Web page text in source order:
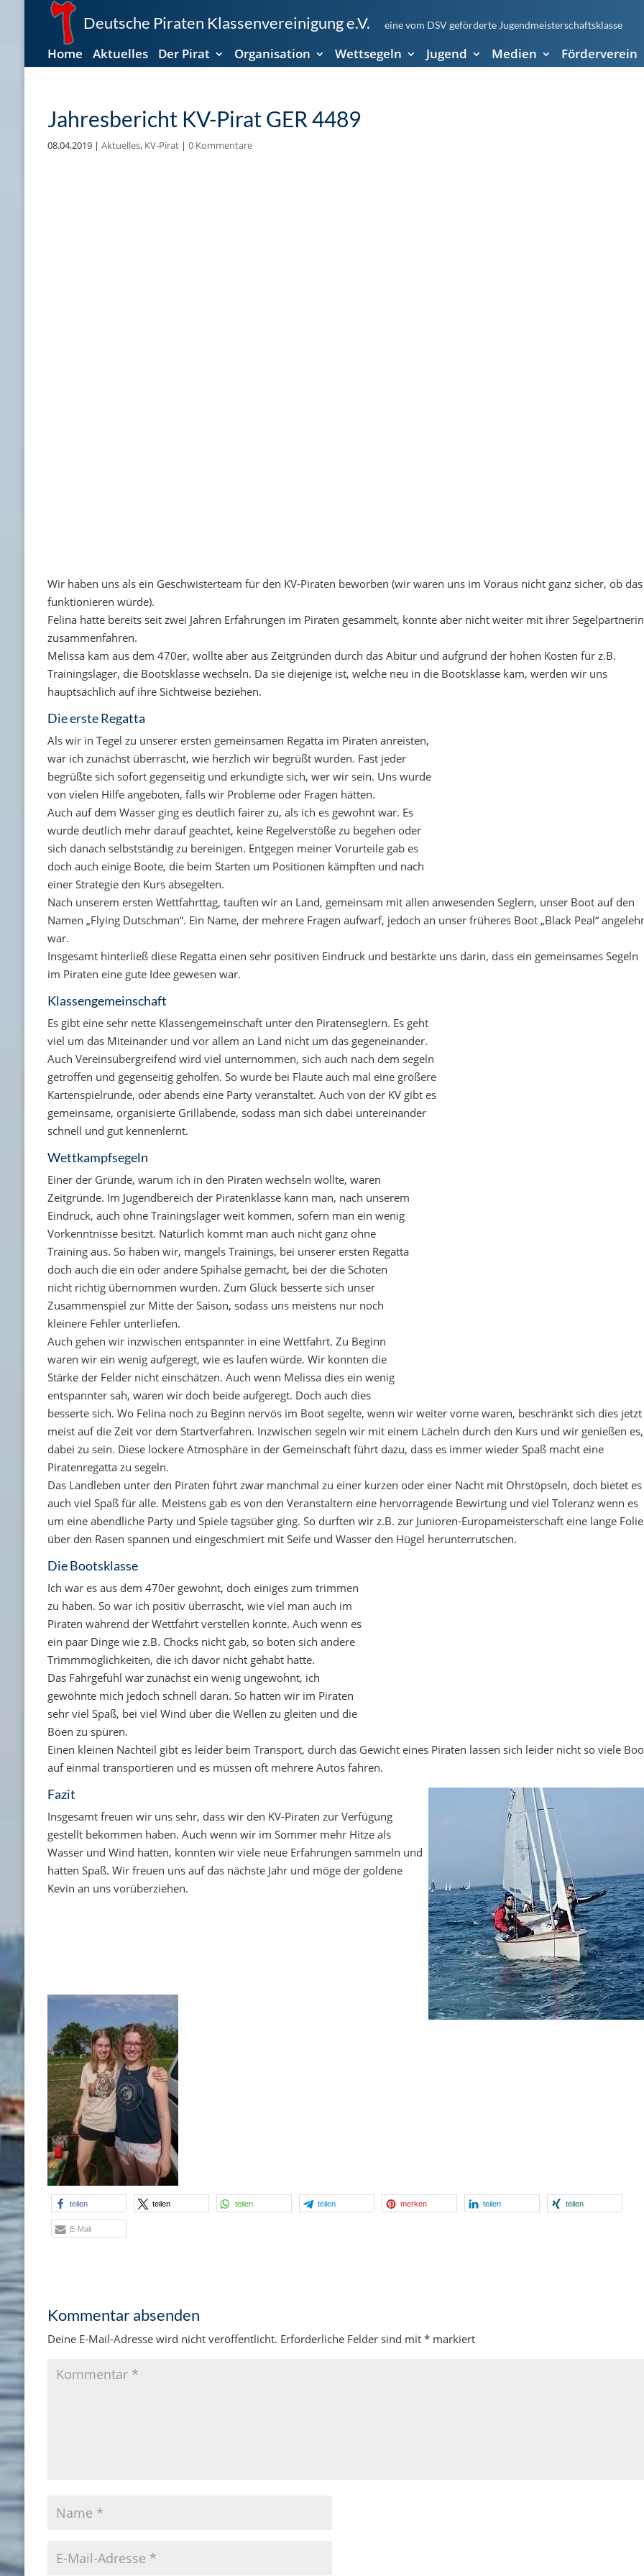
Deutsche Piraten Klassenvereinigung e.V. eine vom DSV geförderte Jugendmeisterschaftsklasse
Home Aktuelles Der Pirat Organisation Wettsegeln Jugend Medien Förderverein
Jahresbericht KV-Pirat GER 4489
08.04.2019| Aktuelles, KV-Pirat| 0 Kommentare
Wir haben uns als ein Geschwisterteam für den KV-Piraten beworben (wir waren uns im Voraus nicht ganz sicher, ob das
funktionieren würde).
Felina hatte bereits seit zwei Jahren Erfahrungen im Piraten gesammelt, konnte aber nicht weiter mit ihrer Segelpartnerin
zusammenfahren.
Melissa kam aus dem 470er, wollte aber aus Zeitgründen durch das Abitur und aufgrund der hohen Kosten für z.B.
Trainingslager, die Bootsklasse wechseln. Da sie diejenige ist, welche neu in die Bootsklasse kam, werden wir uns
hauptsächlich auf ihre Sichtweise beziehen.
Die erste Regatta
Als wir in Tegel zu unserer ersten gemeinsamen Regatta im Piraten anreisten,
war ich zunächst überrascht, wie herzlich wir begrüßt wurden. Fast jeder
begrüßte sich sofort gegenseitig und erkundigte sich, wer wir sein. Uns wurde
von vielen Hilfe angeboten, falls wir Probleme oder Fragen hätten.
Auch auf dem Wasser ging es deutlich fairer zu, als ich es gewohnt war. Es
wurde deutlich mehr darauf geachtet, keine Regelverstöße zu begehen oder
sich danach selbstständig zu bereinigen. Entgegen meiner Vorurteile gab es
doch auch einige Boote, die beim Starten um Positionen kämpften und nach
einer Strategie den Kurs absegelten.
Nach unserem ersten Wettfahrttag, tauften wir an Land, gemeinsam mit allen anwesenden Seglern, unser Boot auf den
Namen „Flying Dutschman“. Ein Name, der mehrere Fragen aufwarf, jedoch an unser früheres Boot „Black Peal“
war.
Insgesamt hinterließ diese Regatta einen sehr positiven Eindruck und bestärkte uns darin, dass ein gemeinsames Segeln
im Piraten eine gute Idee gewesen war.
Klassengemeinschaft
Es gibt eine sehr nette Klassengemeinschaft unter den Piratenseglern. Es geht
viel um das Miteinander und vor allem an Land nicht um das gegeneinander.
Auch Vereinsübergreifend wird viel unternommen, sich auch nach dem segeln
getroffen und gegenseitig geholfen. So wurde bei Flaute auch mal eine größere
Kartenspielrunde, oder abends eine Party veranstaltet. Auch von der KV gibt es
gemeinsame, organisierte Grillabende, sodass man sich dabei untereinander
schnell und gut kennenlernt.
Wettkampfsegeln
Einer der Gründe, warum ich in den Piraten wechseln wollte, waren
Zeitgründe. Im Jugendbereich der Piratenklasse kann man, nach unserem
Eindruck, auch ohne Trainingslager weit kommen, sofern man ein wenig
Vorkenntnisse besitzt. Natürlich kommt man auch nicht ganz ohne
Training aus. So haben wir, mangels Trainings, bei unserer ersten Regatta
doch auch die ein oder andere Spihalse gemacht, bei der die Schoten
nicht richtig übernommen wurden. Zum Glück besserte sich unser
Zusammenspiel zur Mitte der Saison, sodass uns meistens nur noch
kleinere Fehler unterliefen.
Auch gehen wir inzwischen entspannter in eine Wettfahrt. Zu Beginn
waren wir ein wenig aufgeregt, wie es laufen würde. Wir konnten die
Stärke der Felder nicht einschätzen. Auch wenn Melissa dies ein wenig
entspannter sah, waren wir doch beide aufgeregt. Doch auch dies
besserte sich. Wo Felina noch zu Beginn nervös im Boot segelte, wenn wir weiter vorne waren, beschränkt sich dies jetzt
meist auf die Zeit vor dem Startverfahren. Inzwischen segeln wir mit einem Lächeln durch den Kurs und wir genießen es,
dabei zu sein. Diese lockere Atmosphäre in der Gemeinschaft führt dazu, dass es immer wieder Spaß macht eine
Piratenregatta zu segeln.
Das Landleben unter den Piraten führt zwar manchmal zu einer kurzen oder einer Nacht mit Ohrstöpseln, doch bietet es
auch viel Spaß für alle. Meistens gab es von den Veranstaltern eine hervorragende Bewirtung und viel Toleranz wenn es
um eine abendliche Party und Spiele tagsüber ging. So durften wir z.B. zur Junioren-Europameisterschaft eine lange Folie
über den Rasen spannen und eingeschmiert mit Seife und Wasser den Hügel herunterrutschen.
Die Bootsklasse
Ich war es aus dem 470er gewohnt, doch einiges zum trimmen
zu haben. So war ich positiv überrascht, wie viel man auch im
Piraten während der Wettfahrt verstellen konnte. Auch wenn es
ein paar Dinge wie z.B. Chocks nicht gab, so boten sich andere
Trimmmöglichkeiten, die ich davor nicht gehabt hatte.
Das Fahrgefühl war zunächst ein wenig ungewohnt, ich
gewöhnte mich jedoch schnell daran. So hatten wir im Piraten
sehr viel Spaß, bei viel Wind über die Wellen zu gleiten und die
Böen zu spüren.
Einen kleinen Nachteil gibt es leider beim Transport, durch das Gewicht eines Piraten lassen sich leider nicht so viele
auf einmal transportieren und es müssen oft mehrere Autos fahren.
Fazit
Insgesamt freuen wir uns sehr, dass wir den KV-Piraten zur Verfügung
gestellt bekommen haben. Auch wenn wir im Sommer mehr Hitze als
Wasser und Wind hatten, konnten wir viele neue Erfahrungen sammeln und
hatten Spaß. Wir freuen uns auf das nächste Jahr und möge der goldene
Kevin an uns vorüberziehen.
teilen teilen teilen teilen merken teilen teilen
E-Mail
Kommentar absenden
Deine E-Mail-Adresse wird nicht veröffentlicht. Erforderliche Felder sind mit *markiert